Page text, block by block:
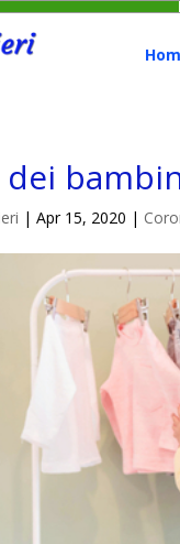
dei
|Apr 15, 2020 |